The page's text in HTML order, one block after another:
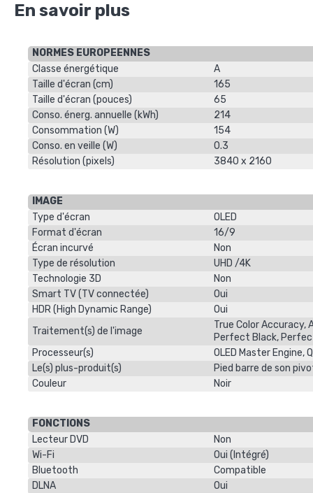
En savoir plus
NORMES EUROPEENNES
Classe énergétique
A
Taille d'écran (cm)
165
Taille d'écran (pouces)
65
Conso. énerg. annuelle (kWh)
214
Consommation (W)
154
Conso. en veille (W)
0.3
Résolution (pixels)
3840 x 2160
IMAGE
Type d'écran
OLED
Format d'écran
16/9
Écran incurvé
Non
Type de résolution
UHD /4K
Technologie 3D
Non
Smart TV (TV connectée)
Oui
HDR (High Dynamic Range)
Oui
Traitement(s) de l'image
True Color Accuracy,
Perfect Black,
Processeur(s)
OLED Master Engine,
Le(s) plus-produit(s)
Pied barre de son
Couleur
Noir
FONCTIONS
Lecteur DVD
Non
Wi-Fi
Oui (Intégré)
Bluetooth
Compatible
DLNA
Oui